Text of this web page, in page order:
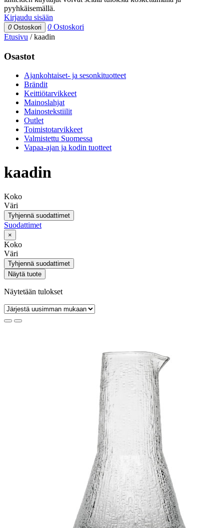
pyyhkäisemällä.
Kirjaudu sisään
0 Ostoskori 0 Ostoskori
Etusivu /kaadin
Osastot
Ajankohtaiset- ja sesonkituotteet
Brändit
Keittiötarvikkeet
Mainoslahjat
Mainostekstiilit
Outlet
Toimistotarvikkeet
Valmistettu Suomessa
Vapaa-ajan ja kodin tuotteet
kaadin
Koko
Väri
Tyhjennä suodattimet
Suodattimet
×
Koko
Väri
Tyhjennä suodattimet
Näytä tuote
Näytetään tulokset